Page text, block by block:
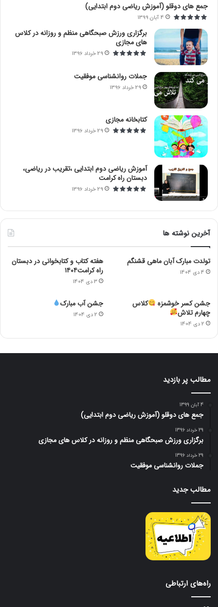
جمع های دوقلو (آموزش ریاضی دوم ابتدایی)
4 آبان 1399
برگزاری ورزش صبحگاهی منظم و روزانه در کلاس
های مجازی
29 خرداد 1396
جملات روانشناسی موفقیت
29 خرداد 1396
کتابخانه مجازی
29 خرداد 1396
آموزش ریاضی دوم ابتدایی ،تقریب در ریاضی،
دبستان راه کرامت
29 خرداد 1396
آخرین نوشته ها
تولدت مبارک آبان ماهی قشنگم
4 دی 1404
هفته کتاب و کتابخوانی در دبستان
راه کرامت۱۴۰۴
3 دی 1404
جشن کسر خوشمزه
کلاس
چهارم تلاش
2 دی 1404
جشن آب مبارک
2 دی 1404
مطالب پر بازدید
4 آبان 1399
جمع های دوقلو (آموزش ریاضی دوم ابتدایی)
29 خرداد 1396
برگزاری ورزش صبحگاهی منظم و روزانه در کلاس های مجازی
29 خرداد 1396
جملات روانشناسی موفقیت
مطالب جدید
راه‌های ارتباطی